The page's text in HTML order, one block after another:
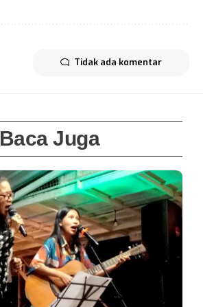
Tidak ada komentar
Baca Juga